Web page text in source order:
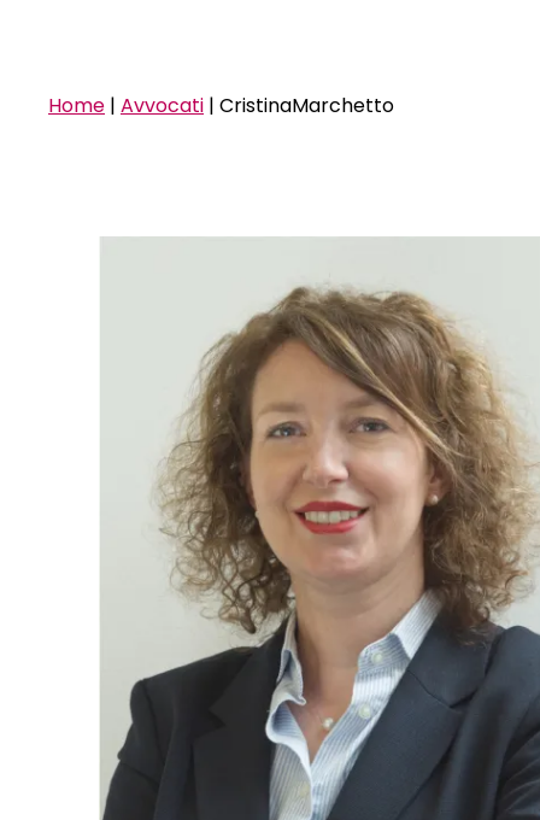
Home | Avvocati | CristinaMarchetto